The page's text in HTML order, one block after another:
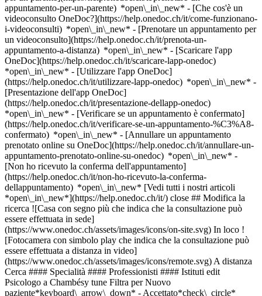
appuntamento-per-un-parente) *open\_in\_new* - [Che cos'è un
videoconsulto OneDoc?](https://help.onedoc.ch/it/come-funzionano-
i-videoconsulti) *open\_in\_new* - [Prenotare un appuntamento per
un videoconsulto](https://help.onedoc.ch/it/prenota-un-
appuntamento-a-distanza) *open\_in\_new* - [Scaricare l'app
OneDoc](https://help.onedoc.ch/it/scaricare-lapp-onedoc)
*open\_in\_new* - [Utilizzare l'app OneDoc]
(https://help.onedoc.ch/it/utilizzare-lapp-onedoc) *open\_in\_new* -
[Presentazione dell'app OneDoc]
(https://help.onedoc.ch/it/presentazione-dellapp-onedoc)
*open\_in\_new* - [Verificare se un appuntamento è confermato](https://help.onedoc.ch/it/verificare-se-un-appuntamento-%C3%A8-confermato) *open\_in\_new* - [Annullare un appuntamento prenotato online su OneDoc](https://help.onedoc.ch/it/annullare-un-appuntamento-prenotato-online-su-onedoc) *open\_in\_new* - [Non ho ricevuto la conferma dell'appuntamento](https://help.onedoc.ch/it/non-ho-ricevuto-la-conferma-dellappuntamento) *open\_in\_new* [Vedi tutti i nostri articoli *open\_in\_new*](https://help.onedoc.ch/it/) close ## Modifica la ricerca ![Casa con segno più che indica che la consultazione può essere effettuata in sede](https://www.onedoc.ch/assets/images/icons/on-site.svg) In loco ![Fotocamera con simbolo play che indica che la consultazione può essere effettuata a distanza in video](https://www.onedoc.ch/assets/images/icons/remote.svg) A distanza Cerca #### Specialità #### Professionisti #### Istituti edit Psicologo a Chambésy tune Filtra per Nuovo paziente*keyboard\_arrow\_down* - Accettato*check\_circle* Lingua parlata*keyboard\_arrow\_down* - Albanese*check\_circle* - Arabo*check\_circle* - Armeno*check\_circle* - Bulgaro*check\_circle* - Francese*check\_circle* - Galiziano*check\_circle* - Giapponese*check\_circle* - Greco*check\_circle* - Inglese*check\_circle* - Italiano*check\_circle* - Persiano*check\_circle* - Polacco*check\_circle* - Portoghese*check\_circle* - Rumeno*check\_circle* - Russo*check\_circle* - Serbo*check\_circle* - Spagnolo*check\_circle* - Tedesco*check\_circle* - Turco*check\_circle* - Ungherese*check\_circle* Sesso*keyboard\_arrow\_down* - Donna*check\_circle* - Uomo*check\_circle* Rete*keyboard\_arrow\_down* - Swiss Medical Network*check\_circle* - ASCA*check\_circle* - RME*check\_circle* Disponibilità*keyboard\_arrow\_down* - Disponibile oggi*check\_circle* - Entro i prossimi 3 giorni*check\_circle* - Entro i prossimi 7 giorni*check\_circle* - Entro i prossimi 14 giorni*check\_circle* # __Psicologo__ a __Chambésy__: prenota il tuo appuntamento online oggi ## 1 risultato a Chambésy [![Sig.ra Caroline Verdesca, psicologa a Chambésy](https://assets.onedoc.ch/images/users/634edf0f951241b0812788fbfa70ba24ef101e058ac8355532ad9508486ba18a-small.png "Sig.ra Caroline Verdesca, psicologa a Chambésy")](https://www.onedoc.ch/it/psicologa/chambesy/pcumy/caroline-verdesca) ### [Sig.ra Caroline Verdesca](https://www.onedoc.ch/it/psicologa/chambesy/pcumy/caroline-verdesca) ![Badge che indica un profilo verificato](https://www.onedoc.ch/assets/images/icons/checkmark.svg) Psicologa Cabinet de Caroline Verdesca chez le Docteur Elisabeth Schaerer Chemin de la Nonnette 29B 1292 Chambésy ![Icona paziente con segno più che indica che il professionista accetta nuovi pazienti](https://www.onedoc.ch/assets/images/icons/new-patients.svg)Accetta nuovi pazienti [Prenota un appuntamento](https://www.onedoc.ch/it/psicologa/chambesy/pcumy/caroline-verdesca) *chevron\_left* lun 03 ago *chevron\_right* Vedi più appuntamenti *error\_outline* Si è verificato un errore durante il caricamento della disponibilità [Riprova](https://www.onedoc.ch) ## __Psicologi__: altri specialisti sono disponibili online nei pressi di __Chambésy__ [![Sig.ra Laurie Cazorla, psicologa a Ginevra](https://assets.onedoc.ch/images/users/fe71910d314941d3433971d447afc5b84e78c99361a119dd7c799563f1b8f80e-small.jpg "Sig.ra Laurie Cazorla, psicologa a Ginevra")](https://www.onedoc.ch/it/psicologa/ginevra/pczrz/laurie-cazorla) ### [Sig.ra Laurie Cazorla](https://www.onedoc.ch/it/psicologa/ginevra/pczrz/laurie-cazorla) ![Badge che indica un profilo verificato](https://www.onedoc.ch/assets/images/icons/checkmark.svg) [Psicologa](https://www.onedoc.ch/it/psicologo/ginevra) Laurie Cazorla Rue de Vermont 9 1202 Ginevra ![Icona paziente con segno meno che indica che il professionista non accetta nuovi pazienti](https://www.onedoc.ch/assets/images/icons/no-new-patients.svg)Non accetta nuovi pazienti [Prenota un appuntamento](https://www.onedoc.ch/it/psicologa/ginevra/pczrz/laurie-cazorla) Competenze:[Terapia cognitivo-comportamentale (CBT)](https://www.onedoc.ch/it/terapia-cognitivo-comportamentale-cbt/ginevra), [Disturbi d'ansia](https://www.onedoc.ch/it/disturbi-d-ansia/ginevra), [Supporto psicologico per la depressione](https://www.onedoc.ch/it/supporto-psicologico-per-la-depressione/ginevra), [Dipendenze](https://www.onedoc.ch/it/dipendenze/ginevra), [Disturbi del sonno](https://www.onedoc.ch/it/disturbi-del-sonno/ginevra), [Disturbi alimentari](https://www.onedoc.ch/it/disturbi-alimentari/ginevra), [Supporto psicologico per disturbi della personalità](https://www.onedoc.ch/it/supporto-psicologico-per-disturbi-della-personalita/ginevra), [Schema Therapy](https://www.onedoc.ch/it/schema-therapy/ginevra), [Sostegno allo sviluppo personale](https://www.onedoc.ch/it/sostegno-allo-sviluppo-personale/ginevra)Vedi di più *chevron\_left* lun 03 ago *chevron\_right* Vedi più appuntamenti *error\_outline* Si è verificato un errore durante il caricamento della disponibilità [Riprova](https://www.onedoc.ch) Competenze:[Terapia cognitivo-comportamentale (CBT)](https://www.onedoc.ch/it/terapia-cognitivo-comportamentale-cbt/ginevra), [Disturbi d'ansia](https://www.onedoc.ch/it/disturbi-d-ansia/ginevra), [Supporto psicologico per la depressione](https://www.onedoc.ch/it/supporto-psicologico-per-la-depressione/ginevra), [Dipendenze](https://www.onedoc.ch/it/dipendenze/ginevra), [Disturbi del sonno](https://www.onedoc.ch/it/disturbi-del-sonno/ginevra), [Disturbi alimentari](https://www.onedoc.ch/it/disturbi-alimentari/ginevra), [Supporto psicologico per disturbi della personalità](https://www.onedoc.ch/it/supporto-psicologico-per-disturbi-della-personalita/ginevra), [Schema Therapy](https://www.onedoc.ch/it/schema-therapy/ginevra), [Sostegno allo sviluppo personale](https://www.onedoc.ch/it/sostegno-allo-sviluppo-personale/ginevra)Vedi di più [![Sig.ra Ana Sampaio, psicologa a Ginevra](https://assets.onedoc.ch/images/users/9143c1398ee291d10f107ee255336083768f43252b8c00f8d569ab3005b6f77f-small.jpg "Sig.ra Ana Sampaio, psicologa a Ginevra")](https://www.onedoc.ch/it/psicologa/ginevra/pc4rl/ana-sampaio) ### [Sig.ra Ana Sampaio](https://www.onedoc.ch/it/psicologa/ginevra/pc4rl/ana-sampaio) ![Badge che indica un profilo verificato](https://www.onedoc.ch/assets/images/icons/checkmark.svg) [Psicologa](https://www.onedoc.ch/it/psicologo/ginevra) [Psy chez moi - Genève (rue Rothschild)](https://www.onedoc.ch/it/studio-medico-associato/ginevra/ebflx/psy-chez-moi-geneve-rue-rothschild) Rue Rothschild 50 1202 Ginevra ![Icona paziente con segno più che indica che il professionista accetta nuovi pazienti](https://www.onedoc.ch/assets/images/icons/new-patients.svg)Accetta nuovi pazienti [Prenota un appuntamento](https://www.onedoc.ch/it/psicologa/ginevra/pc4rl/ana-sampaio) Competenze:[Supporto psicologico per l'adozione](https://www.onedoc.ch/it/supporto-psicologico-per-l-adozione/ginevra), [Supporto psicologico per la traumi nell’infanzia](https://www.onedoc.ch/it/supporto-psicologico-per-la-traumi-nell-infanzia/ginevra), [Supporto psicologico per la depressione](https://www.onedoc.ch/it/supporto-psicologico-per-la-depressione/ginevra), [Disturbi d'ansia](https://www.onedoc.ch/it/disturbi-d-ansia/ginevra), [Consiglio coniugale e familiare](https://www.onedoc.ch/it/consiglio-coniugale-e-familiare/ginevra), [Supporto psicologico del burnout](https://www.onedoc.ch/it/supporto-psicologico-del-burnout/ginevra), [Supporto psicologico per disturbi dello spettro autistico (ASD)](https://www.onedoc.ch/it/supporto-psicologico-per-disturbi-dello-spettro-autistico-asd/ginevra), [ADHD | Disturbo da deficit di attenzione con o senza iperattività](https://www.onedoc.ch/it/adhd-disturbo-da-deficit-di-attenzione-con-o-senza-iperattivita/ginevra), [Disturbi alimentari](https://www.onedoc.ch/it/disturbi-alimentari/ginevra)Vedi di più *chevron\_left* lun 03 ago *chevron\_right* Vedi più appuntamenti *error\_outline* Si è verificato un errore durante il caricamento della disponibilità [Riprova](https://www.onedoc.ch) Competenze:[Supporto psicologico per l'adozione](https://www.onedoc.ch/it/supporto-psicologico-per-l-adozione/ginevra), [Supporto psicologico per la traumi nell’infanzia](https://www.onedoc.ch/it/supporto-psicologico-per-la-traumi-nell-infanzia/ginevra), [Supporto psicologico per la depressione](https://www.onedoc.ch/it/supporto-psicologico-per-la-depressione/ginevra), [Disturbi d'ansia](https://www.onedoc.ch/it/disturbi-d-ansia/ginevra), [Consiglio coniugale e familiare](https://www.onedoc.ch/it/consiglio-coniugale-e-familiare/ginevra), [Supporto psicologico del burnout](https://www.onedoc.ch/it/supporto-psicologico-del-burnout/ginevra), [Supporto psicologico per disturbi dello spettro autistico (ASD)](https://www.onedoc.ch/it/supporto-psicologico-per-disturbi-dello-spettro-autistico-asd/ginevra), [ADHD | Disturbo da deficit di attenzione con o senza iperattività](https://www.onedoc.ch/it/adhd-disturbo-da-deficit-di-attenzione-con-o-senza-iperattivita/ginevra), [Disturbi alimentari](https://www.onedoc.ch/it/disturbi-alimentari/ginevra)Vedi di più [![Sig.ra Syaka Fourel, psicologa a Ginevra](https://assets.onedoc.ch/images/users/03df15b1eda1c46cd47ec9094ef73fdbee4b8dfce85c856ef510b3ce59ea9204-small.png "Sig.ra Syaka Fourel, psicologa a Ginevra")](https://www.onedoc.ch/it/psicologa/ginevra/pc3kw/syaka-fourel) ### [Sig.ra Syaka Fourel](https://www.onedoc.ch/it/psicologa/ginevra/pc3kw/syaka-fourel) ![Badge che indica un profilo verificato](https://www.onedoc.ch/assets/images/icons/checkmark.svg) [Psicologa](https://www.onedoc.ch/it/psicologo/ginevra) 1er RDV PRESENTIEL GENEVE - 30 à 40min Rue Philippe-Plantamour 34 1201 Ginevra ![Icona paziente con segno più che indica che il professionista accetta nuovi pazienti](https://www.onedoc.ch/assets/images/icons/new-patients.svg)Accetta nuovi pazienti [Prenota